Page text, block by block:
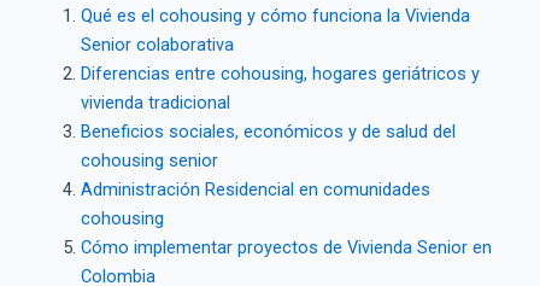
Qué es el cohousing y cómo funciona la Vivienda
Senior colaborativa
Diferencias entre cohousing, hogares geriátricos y
vivienda tradicional
Beneficios sociales, económicos y de salud del
cohousing senior
Administración Residencial en comunidades
cohousing
Cómo implementar proyectos de Vivienda Senior en
Colombia